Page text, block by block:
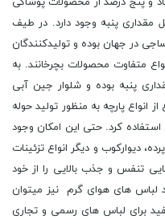
مقداری پنبه وجود دارد. در طیف
در جهان بوده و تولیدکنندگان
متفاوت محصولات بچرخانند. به
پنبه بوده و شلوار جین آبی
انواع پارچه به منظور تولید حوله
کرد. حتی این امکان وجود
دیوارکوب و دیگر انواع تزئینات
تنفس و جذب بالایی را از خود
لباس های هوای گرم نیز میتوان
برای لباس های رسمی و تجاری